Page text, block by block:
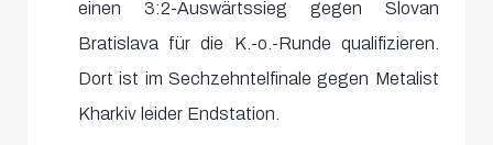
einen 3:2-Auswärtssieg gegen Slovan
Bratislava für die K.-o.-Runde qualifizieren.
Dort ist im Sechzehntelfinale gegen Metalist
Kharkiv leider Endstation.